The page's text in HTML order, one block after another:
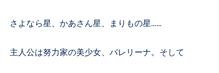
さよなら星、かあさん星、まりもの星……
主人公は努力家の美少女、バレリーナ。そして